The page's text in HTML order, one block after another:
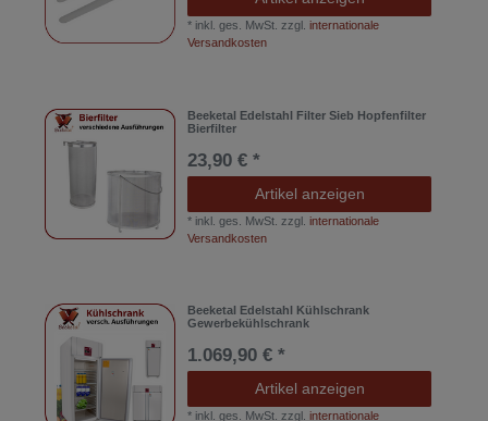
* inkl. ges. MwSt. zzgl.internationale
Versandkosten
Beeketal Edelstahl Filter Sieb Hopfenfilter
Bierfilter
23,90 € *
Artikel anzeigen
* inkl. ges. MwSt. zzgl.internationale
Versandkosten
Beeketal Edelstahl Kühlschrank
Gewerbekühlschrank
1.069,90 € *
Artikel anzeigen
* inkl. ges. MwSt. zzgl.internationale